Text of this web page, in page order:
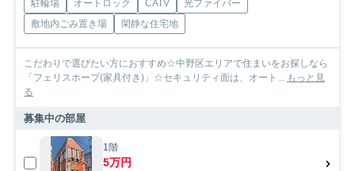
駐輪場 オートロック CATV
光ファイバー
敷地内ごみ置き場
閑静な住宅地
こだわりで選びたい方におすすめ☆中野区エリアで住まいをお探しなら
「フェリスホープ(家具付き)」☆セキュリティ面は、オート... もっと見
る
募集中の部屋
1階
5万円